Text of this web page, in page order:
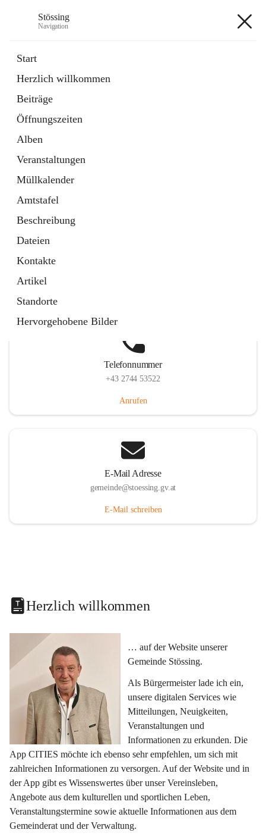
Stössing
Navigation
Start
Herzlich willkommen
Beiträge
Öffnungszeiten
Alben
Veranstaltungen
Müllkalender
Amtstafel
Beschreibung
Dateien
Kontakte
Artikel
Standorte
Hervorgehobene Bilder
Datei
in
Tab
Kindergarten
öffnet
in
neuem
Tab
Telefonnummer
+43 2744 53522
Anrufen
E-Mail Adresse
gemeinde@stoessing.gv.at
E-Mail schreiben
Herzlich willkommen
… auf der Website unserer
Gemeinde Stössing.
Als Bürgermeister lade ich ein,
unsere digitalen Services wie
Mitteilungen, Neuigkeiten,
Veranstaltungen und
Informationen zu erkunden. Die
App CITIES möchte ich ebenso sehr empfehlen, um sich mit
zahlreichen Informationen zu versorgen. Auf der Website und in
der App gibt es Wissenswertes über unser Vereinsleben,
Angebote aus dem kulturellen und sportlichen Leben,
Veranstaltungstermine sowie aktuelle Informationen aus dem
Gemeinderat und der Verwaltung.